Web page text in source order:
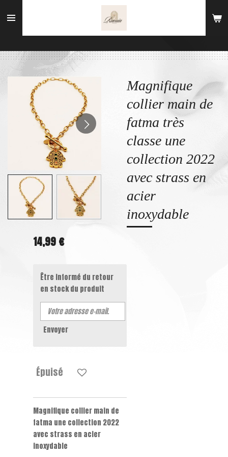
au
Magnifique
collier main de
fatma très
classe une
collection 2022
avec strass en
acier
inoxydable
14,99 €
Être informé du retour
en stock du produit
Envoyer
Épuisé
Magnifique collier main de
fatma une collection 2022
avec strass en acier
inoxydable